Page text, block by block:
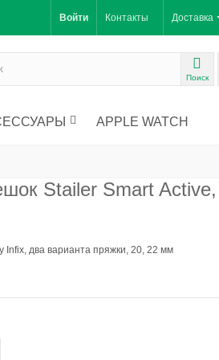
Доставка
Контакты
Войти
Поиск
APPLE WATCH
Stailer Smart Active,
Infix, два варианта пряжки, 20, 22 мм